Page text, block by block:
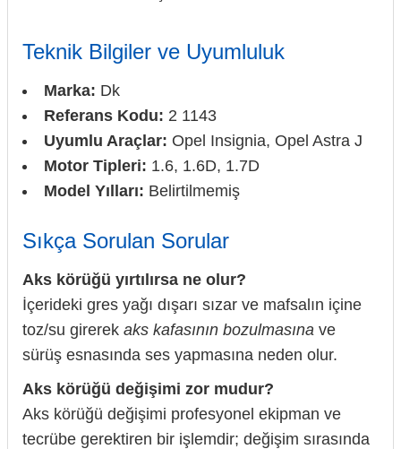
Teknik Bilgiler ve Uyumluluk
Marka: Dk
Referans Kodu: 2 1143
Uyumlu Araçlar: Opel Insignia, Opel Astra J
Motor Tipleri: 1.6, 1.6D, 1.7D
Model Yılları: Belirtilmemiş
Sıkça Sorulan Sorular
Aks körüğü yırtılırsa ne olur?
İçerideki gres yağı dışarı sızar ve mafsalın içine
toz/su girerek aks kafasının bozulmasına ve
sürüş esnasında ses yapmasına neden olur.
Aks körüğü değişimi zor mudur?
Aks körüğü değişimi profesyonel ekipman ve
tecrübe gerektiren bir işlemdir; değişim sırasında